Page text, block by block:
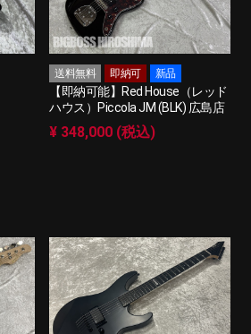
送料無料 即納可 新品
【即納可能】Red House（レッド
ハウス）Piccola JM (BLK) 広島店
¥ 348,000 (税込)